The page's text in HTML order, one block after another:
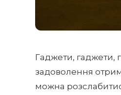
Гаджети, гаджети,
задоволення
можна